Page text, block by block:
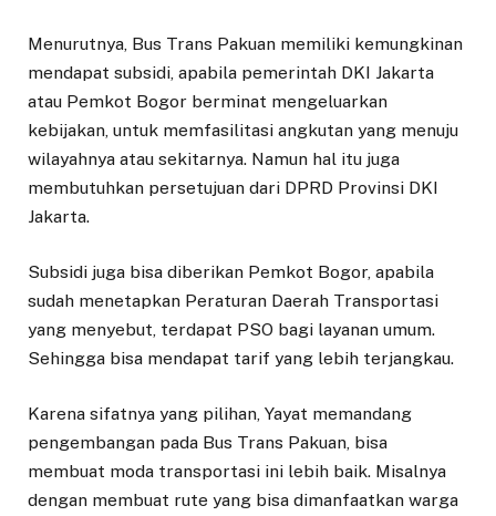
Menurutnya, Bus Trans Pakuan memiliki kemungkinan
mendapat subsidi, apabila pemerintah DKI Jakarta
atau Pemkot Bogor berminat mengeluarkan
kebijakan, untuk memfasilitasi angkutan yang menuju
wilayahnya atau sekitarnya. Namun hal itu juga
membutuhkan persetujuan dari DPRD Provinsi DKI
Jakarta.
Subsidi juga bisa diberikan Pemkot Bogor, apabila
sudah menetapkan Peraturan Daerah Transportasi
yang menyebut, terdapat PSO bagi layanan umum.
Sehingga bisa mendapat tarif yang lebih terjangkau.
Karena sifatnya yang pilihan, Yayat memandang
pengembangan pada Bus Trans Pakuan, bisa
membuat moda transportasi ini lebih baik. Misalnya
dengan membuat rute yang bisa dimanfaatkan warga